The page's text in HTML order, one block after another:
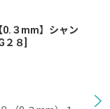
0.３mm】シャン
２８